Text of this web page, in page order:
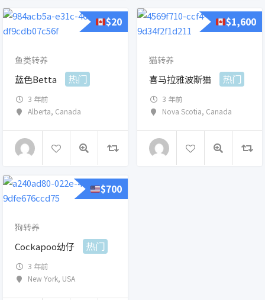
$20
鱼类转养
蓝色Betta 热门
3 年前
Alberta, Canada
$1,600
猫转养
喜马拉雅波斯猫 热门
3 年前
Nova Scotia, Canada
$700
狗转养
Cockapoo幼仔 热门
3 年前
New York, USA